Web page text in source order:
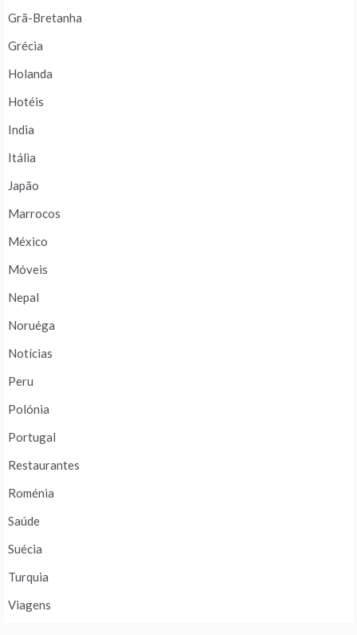
Grã-Bretanha
Grécia
Holanda
Hotéis
India
Itália
Japão
Marrocos
México
Móveis
Nepal
Noruéga
Notícias
Peru
Polónia
Portugal
Restaurantes
Roménia
Saúde
Suécia
Turquia
Viagens